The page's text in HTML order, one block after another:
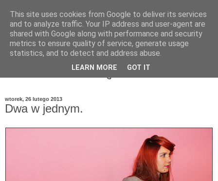
wtorek, 26 lutego 2013
Dwa w jednym.
This site uses cookies from Google to deliver its services
and to analyze traffic. Your IP address and user-agent are
shared with Google along with performance and security
metrics to ensure quality of service, generate usage
statistics, and to detect and address abuse.
LEARN MORE GOT IT